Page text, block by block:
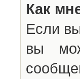
Как
Если
вы